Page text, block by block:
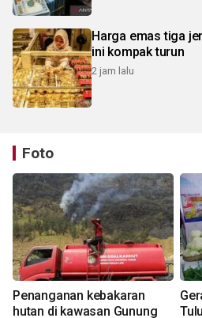
Harga emas tiga
ini kompak turun
2 jam lalu
Foto
Penanganan kebakaran
hutan di kawasan Gunung